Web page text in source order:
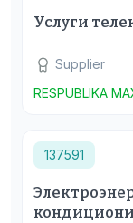
Услуги
Supplier
RESPUBLIKA
137591